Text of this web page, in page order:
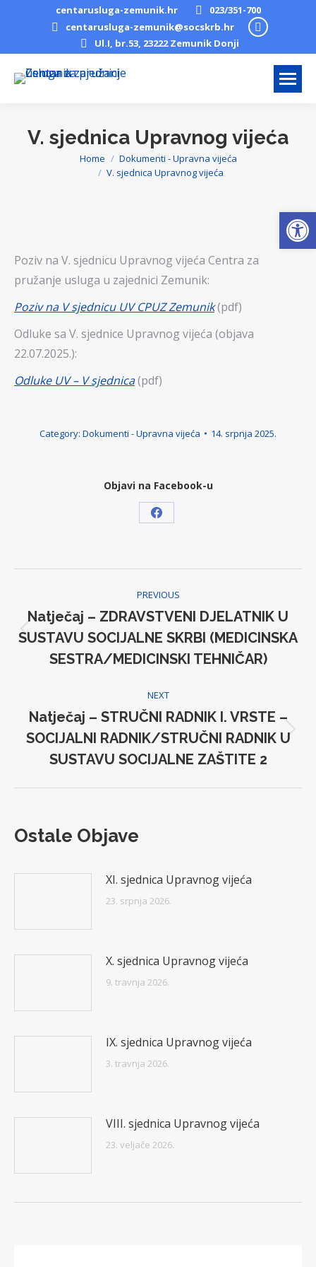
centarusluga-zemunik.hr
023/351-700
centarusluga-zemunik@socskrb.hr
Facebook
opens
Ul.I, br.53, 23222 Zemunik Donji
V. sjednica Upravnog vijeća
You are here:Home
Dokumenti - Upravna vijeća
V. sjednica Upravnog vijeća
Poziv na V. sjednicu Upravnog vijeća Centra za
pružanje usluga u zajednici Zemunik:
Poziv na V sjednicu UV CPUZ Zemunik(pdf)
Odluke sa V. sjednice Upravnog vijeća (objava
22.07.2025.):
Odluke UV – V sjednica(pdf)
Category: Dokumenti - Upravna vijeća 14. srpnja 2025.
Objavi na Facebook-u
Share
Facebook
navigation
PREVIOUS
Previous
post:
Natječaj – ZDRAVSTVENI DJELATNIK U
SUSTAVU SOCIJALNE SKRBI (MEDICINSKA
SESTRA/MEDICINSKI TEHNIČAR)
NEXT
Next
post:
Natječaj – STRUČNI RADNIK I. VRSTE –
SOCIJALNI RADNIK/STRUČNI RADNIK U
SUSTAVU SOCIJALNE ZAŠTITE 2
Ostale Objave
XI. sjednica Upravnog vijeća
23. srpnja 2026.
X. sjednica Upravnog vijeća
9. travnja 2026.
IX. sjednica Upravnog vijeća
3. travnja 2026.
VIII. sjednica Upravnog vijeća
23. veljače 2026.